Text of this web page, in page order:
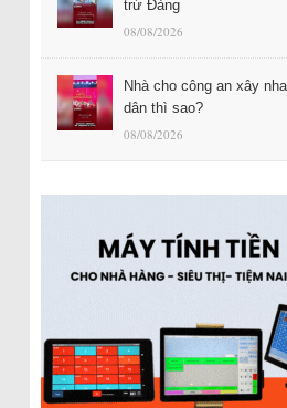
trừ Đảng
08/08/2026
Nhà cho công an xây
dân thì sao?
08/08/2026